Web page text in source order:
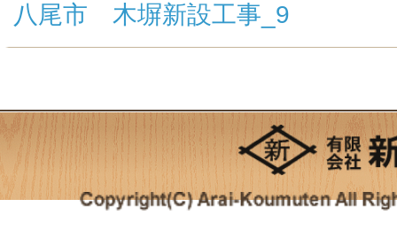
八尾市 木塀新設工事_9